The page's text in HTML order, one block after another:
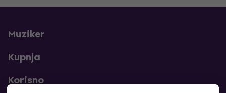
Muziker
Kupnja
Korisno